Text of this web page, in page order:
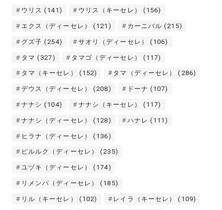
ウリス (141) ウリス（キーセレ） (156)
エクス（ディーセレ） (121) カーニバル (215)
グズ子 (254) サオリ（ディーセレ） (106)
タマ (327) タマゴ（ディーセレ） (117)
タマ（キーセレ） (152) タマ（ディーセレ） (286)
デウス（ディーセレ） (208) ドーナ (107)
ナナシ (104) ナナシ（キーセレ） (117)
ナナシ（ディーセレ） (128) ハナレ (111)
ヒラナ（ディーセレ） (136)
ピルルク（ディーセレ） (235)
ユヅキ（ディーセレ） (174)
リメンバ（ディーセレ） (185)
リル（キーセレ） (102) レイラ（キーセレ） (109)